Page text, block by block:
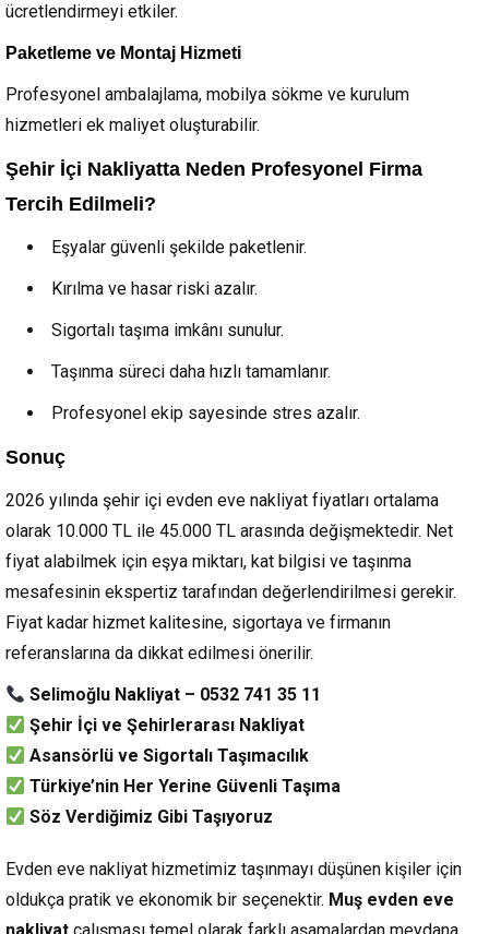
ücretlendirmeyi etkiler.
Paketleme ve Montaj Hizmeti
Profesyonel ambalajlama, mobilya sökme ve kurulum
hizmetleri ek maliyet oluşturabilir.
Şehir İçi Nakliyatta Neden Profesyonel Firma
Tercih Edilmeli?
Eşyalar güvenli şekilde paketlenir.
Kırılma ve hasar riski azalır.
Sigortalı taşıma imkânı sunulur.
Taşınma süreci daha hızlı tamamlanır.
Profesyonel ekip sayesinde stres azalır.
Sonuç
2026 yılında şehir içi evden eve nakliyat fiyatları ortalama
olarak 10.000 TL ile 45.000 TL arasında değişmektedir. Net
fiyat alabilmek için eşya miktarı, kat bilgisi ve taşınma
mesafesinin ekspertiz tarafından değerlendirilmesi gerekir.
Fiyat kadar hizmet kalitesine, sigortaya ve firmanın
referanslarına da dikkat edilmesi önerilir.
Selimoğlu Nakliyat – 0532 741 35 11
Şehir İçi ve Şehirlerarası Nakliyat
Asansörlü ve Sigortalı Taşımacılık
Türkiye’nin Her Yerine Güvenli Taşıma
Söz Verdiğimiz Gibi Taşıyoruz
Evden eve nakliyat hizmetimiz taşınmayı düşünen kişiler için
oldukça pratik ve ekonomik bir seçenektir. Muş evden eve